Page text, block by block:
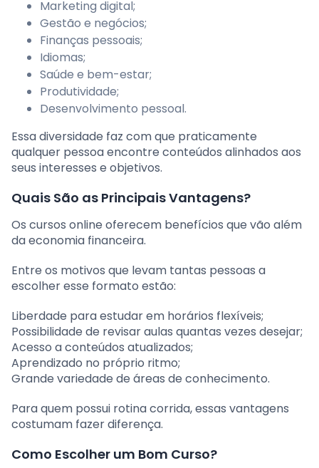
Marketing digital;
Gestão e negócios;
Finanças pessoais;
Idiomas;
Saúde e bem-estar;
Produtividade;
Desenvolvimento pessoal.
Essa diversidade faz com que praticamente
qualquer pessoa encontre conteúdos alinhados aos
seus interesses e objetivos.
Quais São as Principais Vantagens?
Os cursos online oferecem benefícios que vão além
da economia financeira.
Entre os motivos que levam tantas pessoas a
escolher esse formato estão:
Liberdade para estudar em horários flexíveis;
Possibilidade de revisar aulas quantas vezes desejar;
Acesso a conteúdos atualizados;
Aprendizado no próprio ritmo;
Grande variedade de áreas de conhecimento.
Para quem possui rotina corrida, essas vantagens
costumam fazer diferença.
Como Escolher um Bom Curso?